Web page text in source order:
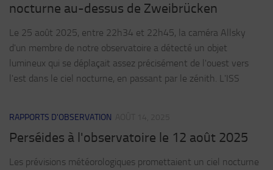
nocturne au-dessus de Zweibrücken
Le 25 août 2025, entre 22h34 et 22h45, la caméra Allsky
d'un membre de notre observatoire a détecté un objet
lumineux qui se déplaçait assez précisément de l'ouest vers
l'est dans le ciel nocturne, en passant par le zénith. L'ISS
RAPPORTS D'OBSERVATION
Perséides à l'observatoire le 12 août 2025
Les prévisions météorologiques promettaient un ciel nocturne